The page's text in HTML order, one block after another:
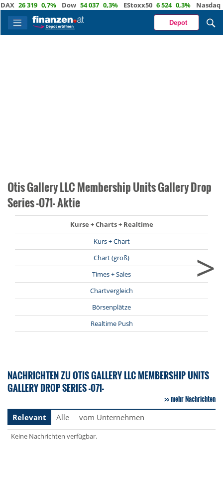
26 319 0,7% Dow 54 037 0,3% EStoxx50 6 524 0,3% Nasdaq 29
Depot
Otis Gallery LLC Membership Units Gallery Drop
Series -071- Aktie
Kurse + Charts + Realtime
Kurs + Chart
Chart (groß)
Times + Sales
Chartvergleich
Börsenplätze
Realtime Push
>
NACHRICHTEN ZU OTIS GALLERY LLC MEMBERSHIP UNITS
GALLERY DROP SERIES -071-
mehr Nachrichten
Relevant
Alle vom Unternehmen
Keine Nachrichten verfügbar.